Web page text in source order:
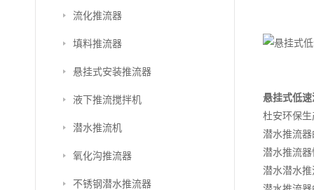
流化推流器
填料推流器
悬挂式安装推流器
液下推流搅拌机
潜水推流机
氧化沟推流器
不锈钢潜水推流器
悬挂式低
杜安环保
潜水推流
潜水推流
潜水潜水